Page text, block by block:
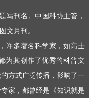
写刊名。中国科协主管，
文月刊。
许多著名科学家，如高士
为其创作了优秀的科普文
方式广泛传播，影响了一
家，都曾经是《知识就是